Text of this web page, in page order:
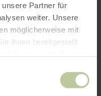
Partner für
weiter. Unsere
möglicherweise mit
ihnen bereitgestellt